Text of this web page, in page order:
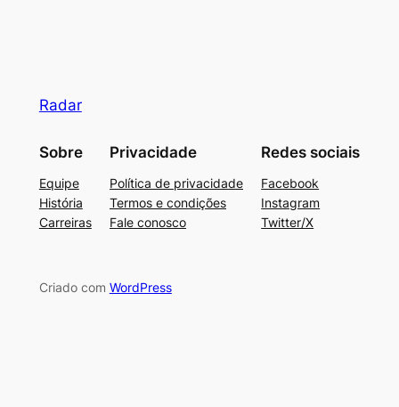
Radar
Sobre
Equipe
História
Carreiras
Privacidade
Política de privacidade
Termos e condições
Fale conosco
Redes sociais
Facebook
Instagram
Twitter/X
Criado com WordPress